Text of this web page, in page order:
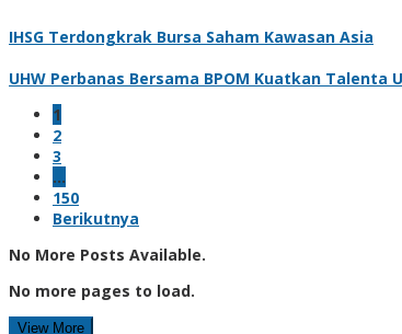
IHSG Terdongkrak Bursa Saham Kawasan Asia
UHW Perbanas Bersama BPOM Kuatkan
1
2
3
…
150
Berikutnya
No More Posts Available.
No more pages to load.
View More